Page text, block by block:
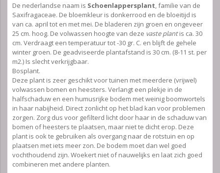
De nederlandse naam is Schoenlappersplant, familie van de
Saxifragaceae. De bloemkleur is donkerrood en de bloeitijd is
van ca. april tot en met mei. De bladeren zijn groen en ongeveer
25 cm. hoog. De volwassen hoogte van deze vaste plantis ca. 30
cm. Verdraagt een temperatuur tot -30 gr. C. en blijft de gehele
winter groen. De geadviseerde plantafstand is 30 cm. (8-11 st. per
m2.) Is slecht verkrijgbaar.
Bosplant.
Deze plant is zeer geschikt voor tuinen met meerdere (vrijwel)
volwassen bomen en heesters. Verlangt een plekje in de
halfschaduw en een humusrijke bodem met weinig boomwortels
in haar nabijheid. Direct zonlicht op het blad kan voor problemen
zorgen. Zorg dus voor gefilterd licht door haar in de schaduw van
bomen of heesters te plaatsen, maar niet te dicht erop. Deze
plant is ook te gebruiken als overgang naar de rotstuin en op
plaatsen met iets meer zon. De bodem moet dan wel goed
vochthoudend zijn. Woekert niet of nauwelijks en laat zich goed
combineren met andere planten.